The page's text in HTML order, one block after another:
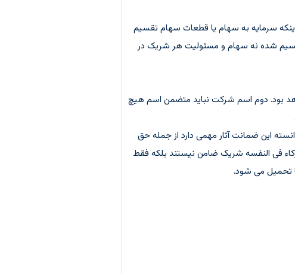
اینکه سرمایه به سهام یا قطعات سهام تقسیم
شده نه سهام و مسئولیت هر شریک در
بود. دوم اسم شرکت نباید متضمن اسم هیچ
دانسته این ضمانت آثار مهمی دارد از جمله حق
فی النفسه شریک ضامن نیستند بلکه فقط
تحمیل می شود.